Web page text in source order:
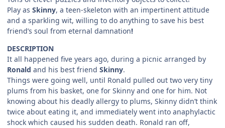
Play as Skinny, a teen-skeleton with an impertinent attitude
and a sparkling wit, willing to do anything to save his best
friend’s soul from eternal damnation!
DESCRIPTION
It all happened five years ago, during a picnic arranged by
Ronald and his best friend Skinny.
Things were going well, until Ronald pulled out two very tiny
plums from his basket, one for Skinny and one for him. Not
knowing about his deadly allergy to plums, Skinny didn’t think
twice about eating it, and immediately went into anaphylactic
shock which caused his sudden death. Ronald ran off,